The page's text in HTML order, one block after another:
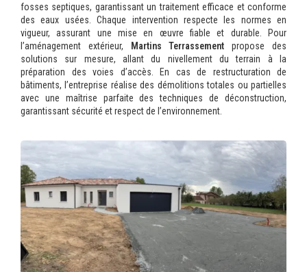
fosses septiques, garantissant un traitement efficace et conforme
des eaux usées. Chaque intervention respecte les normes en
vigueur, assurant une mise en œuvre fiable et durable. Pour
l’aménagement extérieur, Martins Terrassement propose des
solutions sur mesure, allant du nivellement du terrain à la
préparation des voies d’accès. En cas de restructuration de
bâtiments, l’entreprise réalise des démolitions totales ou partielles
avec une maîtrise parfaite des techniques de déconstruction,
garantissant sécurité et respect de l’environnement.